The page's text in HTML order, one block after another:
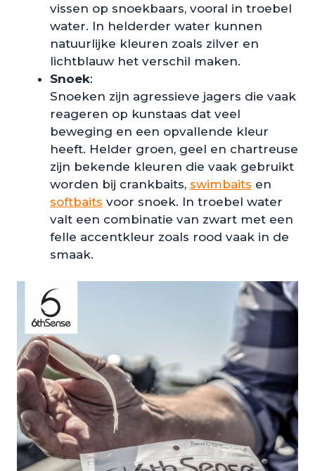
vissen op snoekbaars, vooral in troebel
water. In helderder water kunnen
natuurlijke kleuren zoals zilver en
lichtblauw het verschil maken.
Snoek:
Snoeken zijn agressieve jagers die vaak
reageren op kunstaas dat veel
beweging en een opvallende kleur
heeft. Helder groen, geel en chartreuse
zijn bekende kleuren die vaak gebruikt
worden bij crankbaits, swimbaits en
softbaits voor snoek. In troebel water
valt een combinatie van zwart met een
felle accentkleur zoals rood vaak in de
smaak.